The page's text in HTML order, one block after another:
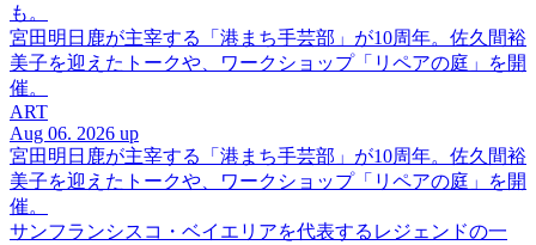
も。
宮田明日鹿が主宰する「港まち手芸部」が10周年。佐久間裕
美子を迎えたトークや、ワークショップ「リペアの庭」を開
催。
ART
Aug 06. 2026 up
宮田明日鹿が主宰する「港まち手芸部」が10周年。佐久間裕
美子を迎えたトークや、ワークショップ「リペアの庭」を開
催。
サンフランシスコ・ベイエリアを代表するレジェンドの一